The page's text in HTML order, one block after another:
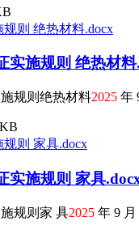
实施规则 绝热材
规则绝热材料2025 年
实施规则 家具
规则家 具2025 年 9